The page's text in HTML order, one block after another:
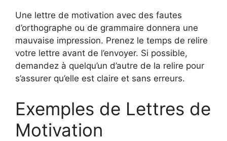
Une lettre de motivation avec des fautes
d’orthographe ou de grammaire donnera une
mauvaise impression. Prenez le temps de relire
votre lettre avant de l’envoyer. Si possible,
demandez à quelqu’un d’autre de la relire pour
s’assurer qu’elle est claire et sans erreurs.
Exemples de Lettres de
Motivation